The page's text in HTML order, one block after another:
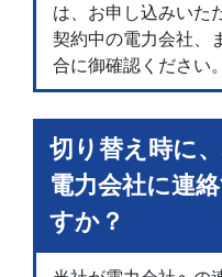
は、お申し込みいた
契約中の電力会社、
合に御確認ください。
切り替え時に
電力会社に連
すか？